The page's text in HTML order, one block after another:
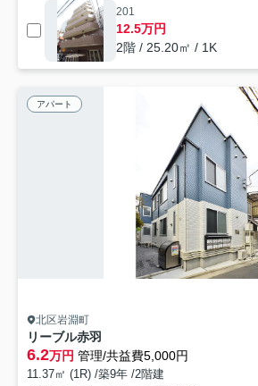
201
12.5万円
2階 / 25.20㎡ / 1K
アパート
北区岩淵町
リーブル赤羽
6.2万円 管理/共益費5,000円
11.37㎡ (1R) /築9年 /2階建